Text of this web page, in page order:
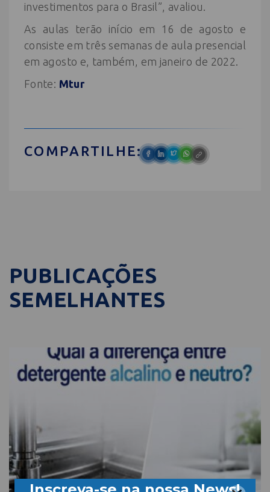
investimentos para o Brasil”, avaliou.
As aulas terão início em 16 de agosto e
consiste em três semanas de aula presencial
em agosto e, também, em janeiro de 2022.
Fonte: Mtur
COMPARTILHE:
PUBLICAÇÕES
SEMELHANTES